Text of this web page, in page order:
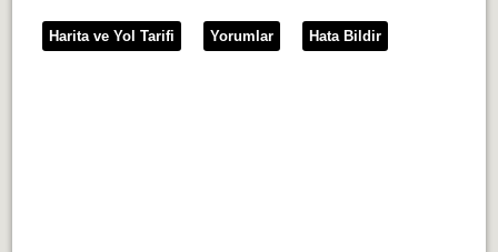
Harita ve Yol Tarifi Yorumlar Hata Bildir